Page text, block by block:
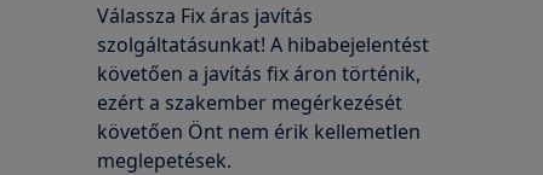
Válassza Fix áras javítás
szolgáltatásunkat! A hibabejelentést
követően a javítás fix áron történik,
ezért a szakember megérkezését
követően Önt nem érik kellemetlen
meglepetések.